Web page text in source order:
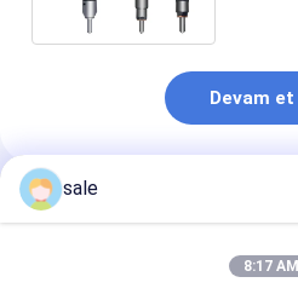
Devam et
Önerilen Ürünler
sale
8:17 AM